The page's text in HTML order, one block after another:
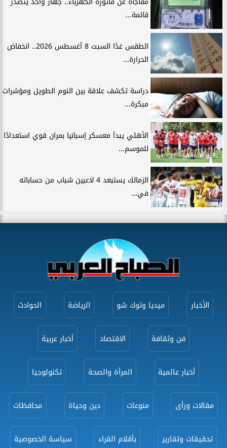
قائمة...
الطقس غدًا السبت 8 أغسطس 2026.. انخفاض
الحرارة...
دراسة تكشف علاقة بين النوم الطويل ومؤشرات
مبكرة...
الأهلي يبدأ معسكر إسبانيا بمران قوي استعدادًا
للموسم...
الزمالك يستبعد 4 لاعبين شباب من حساباته
في...
الأخبار ميديا وتوك شو الرياضة الحوادث
فن وثقافة الاقتصاد أخبار عربية
أخبار عالمية المرأة والصحة تكنولوجيا
مقالات ورأى منوعات دين وحياة محافظات
تحقيقات وتقارير بأقلام القراء سياسة الخصوصية